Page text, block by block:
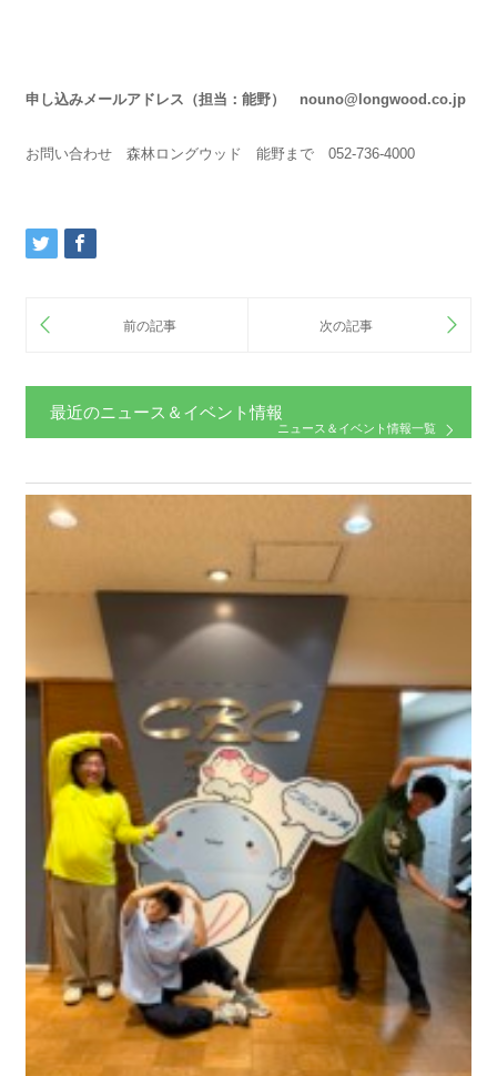
申し込みメールアドレス（担当：能野） nouno@longwood.co.jp
お問い合わせ 森林ロングウッド 能野まで 052-736-4000
最近のニュース＆イベント情報
ニュース＆イベント情報一覧